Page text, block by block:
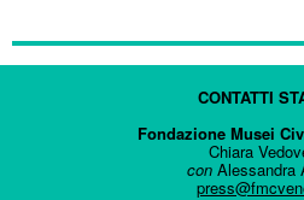
CONTATTI
Fondazione Musei
Chiara
con Alessandra